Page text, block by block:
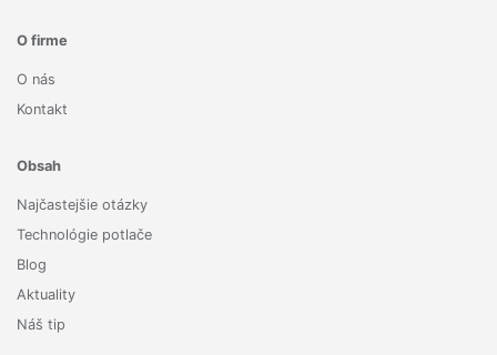
O firme
O nás
Kontakt
Obsah
Najčastejšie otázky
Technológie potlače
Blog
Aktuality
Náš tip